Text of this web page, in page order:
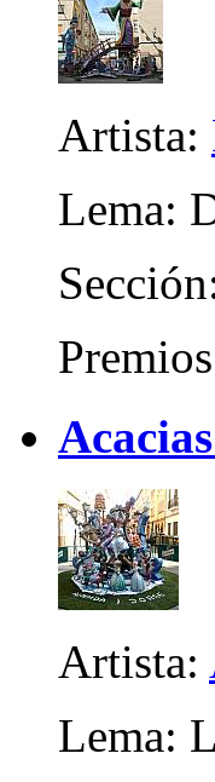
Artista:
Lema:
Artista:
Lema: